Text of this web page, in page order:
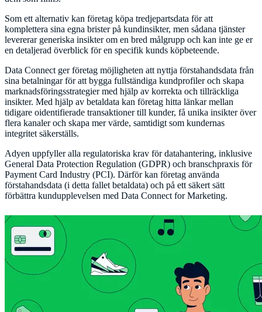
Som ett alternativ kan företag köpa tredjepartsdata för att
komplettera sina egna brister på kundinsikter, men sådana tjänster
levererar generiska insikter om en bred målgrupp och kan inte ge er
en detaljerad överblick för en specifik kunds köpbeteende.
Data Connect ger företag möjligheten att nyttja förstahandsdata från
sina betalningar för att bygga fullständiga kundprofiler och skapa
marknadsföringsstrategier med hjälp av korrekta och tillräckliga
insikter. Med hjälp av betaldata kan företag hitta länkar mellan
tidigare oidentifierade transaktioner till kunder, få unika insikter över
flera kanaler och skapa mer värde, samtidigt som kundernas
integritet säkerställs.
Adyen uppfyller alla regulatoriska krav för datahantering, inklusive
General Data Protection Regulation (GDPR) och branschpraxis för
Payment Card Industry (PCI). Därför kan företag använda
förstahandsdata (i detta fallet betaldata) och på ett säkert sätt
förbättra kundupplevelsen med Data Connect for Marketing.